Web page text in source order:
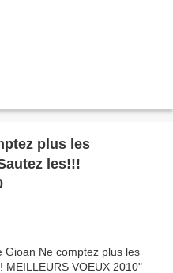
plus les
les!!!